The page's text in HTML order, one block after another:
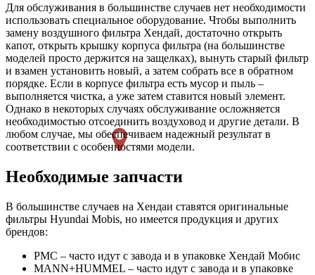
Для обслуживания в большинстве случаев нет необходимости
использовать специальное оборудование. Чтобы выполнить
замену воздушного фильтра Хендай, достаточно открыть
капот, открыть крышку корпуса фильтра (на большинстве
моделей просто держится на защелках), вынуть старый фильтр
и взамен установить новый, а затем собрать все в обратном
порядке. Если в корпусе фильтра есть мусор и пыль –
выполняется чистка, а уже затем ставится новый элемент.
Однако в некоторых случаях обслуживание осложняется
необходимостью отсоединить воздуховод и другие детали. В
любом случае, мы обеспечиваем надежный результат в
соответствии с особенностями модели.
Необходимые запчасти
В большинстве случаев на Хендаи ставятся оригинальные
фильтры Hyundai Mobis, но имеется продукция и других
брендов:
PMC – часто идут с завода и в упаковке Хендай Мобис
MANN+HUMMEL – часто идут с завода и в упаковке